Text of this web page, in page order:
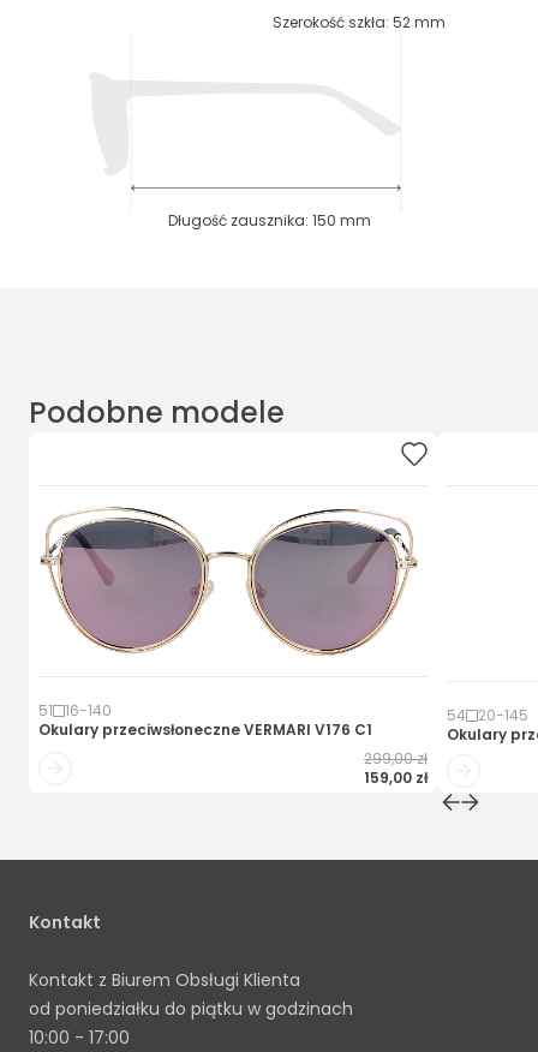
Szerokość szkła: 52mm
Długość zausznika: 150 mm
Podobne modele
51 16-140
Okulary przeciwsłoneczneVERMARI V176 C1
299,00 zł
159,00 zł
54 20-145
Okulary
Kontakt
Kontakt z Biurem Obsługi Klienta
od poniedziałku do piątku w godzinach
10:00 - 17:00